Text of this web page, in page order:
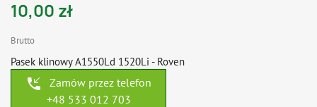
10,00 zł
Brutto
Pasek klinowy A1550Ld 1520Li - Roven
phone_callback
Zamów przez telefon
+48 533 012 703